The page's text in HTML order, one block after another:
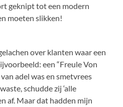
geknipt tot een modern
moeten slikken!
over klanten waar een
een “Freule Von
adel was en smetvrees
schudde zij ‘alle
af. Maar dat hadden mijn